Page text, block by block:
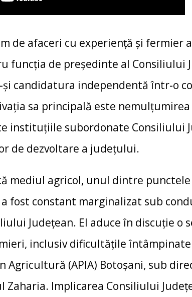
de afaceri cu experiență și fermier
funcția de președinte al Consiliului
și candidatura independentă într-o
sa principală este
instituțiile subordonate Consiliului
de dezvoltare a județului.
mediul agricol, unul dintre
fost constant marginalizat sub
Județean. El aduce în discuție o
inclusiv dificultățile întâmpinate
Agricultură (APIA) Botoșani, sub
Zaharia. Implicarea Consiliului